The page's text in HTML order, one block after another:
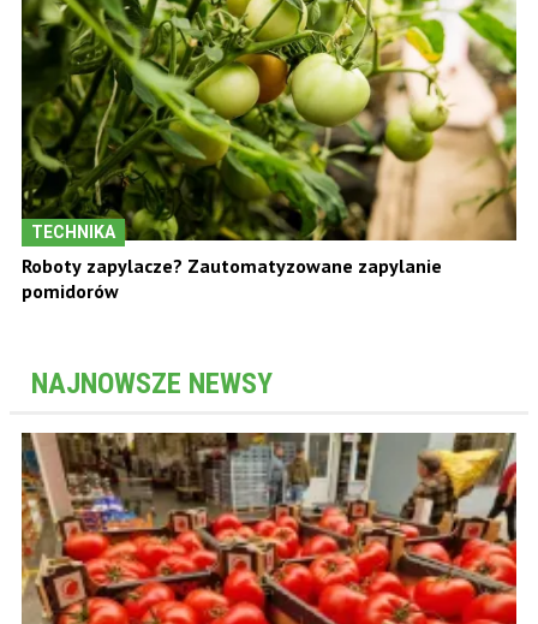
TECHNIKA
Roboty zapylacze? Zautomatyzowane zapylanie
pomidorów
NAJNOWSZE NEWSY